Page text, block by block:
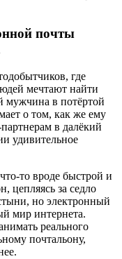
почты
где
мечтают найти
мужчина в потёртой
о том, как же ему
в далёкий
удивительное
то вроде быстрой и
цепляясь за седло
но электронный
мир интернета.
реального
почтальону,